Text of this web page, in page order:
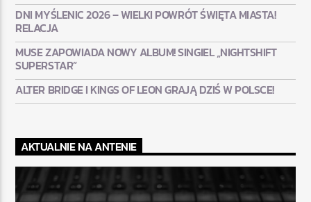
DNI MYŚLENIC 2026 – WIELKI POWRÓT ŚWIĘTA MIASTA!
RELACJA
MUSE ZAPOWIADA NOWY ALBUM! SINGIEL „NIGHTSHIFT
SUPERSTAR”
ALTER BRIDGE I KINGS OF LEON GRAJĄ DZIŚ W POLSCE!
AKTUALNIE NA ANTENIE